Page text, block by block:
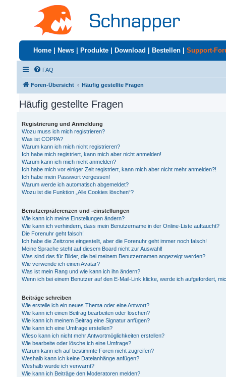
Home News Produkte Download Bestellen Support-
FAQ
Foren-Übersicht Häufig gestellte Fragen
Häufig gestellte Fragen
Registrierung und Anmeldung
Wozu muss ich mich registrieren?
Was ist COPPA?
Warum kann ich mich nicht registrieren?
Ich habe mich registriert, kann mich aber nicht anmelden!
Warum kann ich mich nicht anmelden?
Ich habe mich vor einiger Zeit registriert, kann mich aber nicht mehr anmelden?!
Ich habe mein Passwort vergessen!
Warum werde ich automatisch abgemeldet?
Wozu ist die Funktion „Alle Cookies löschen“?
Benutzerpräferenzen und -einstellungen
Wie kann ich meine Einstellungen ändern?
Wie kann ich verhindern, dass mein Benutzername in der Online-Liste auftaucht?
Die Forenuhr geht falsch!
Ich habe die Zeitzone eingestellt, aber die Forenuhr geht immer noch falsch!
Meine Sprache steht auf diesem Board nicht zur Auswahl!
Was sind das für Bilder, die bei meinem Benutzernamen angezeigt werden?
Wie verwende ich einen Avatar?
Was ist mein Rang und wie kann ich ihn ändern?
Wenn ich bei einem Benutzer auf den E-Mail-Link klicke, werde ich aufgefordert,
Beiträge schreiben
Wie erstelle ich ein neues Thema oder eine Antwort?
Wie kann ich einen Beitrag bearbeiten oder löschen?
Wie kann ich meinem Beitrag eine Signatur anfügen?
Wie kann ich eine Umfrage erstellen?
Wieso kann ich nicht mehr Antwortmöglichkeiten erstellen?
Wie bearbeite oder lösche ich eine Umfrage?
Warum kann ich auf bestimmte Foren nicht zugreifen?
Weshalb kann ich keine Dateianhänge anfügen?
Weshalb wurde ich verwarnt?
Wie kann ich Beiträge den Moderatoren melden?